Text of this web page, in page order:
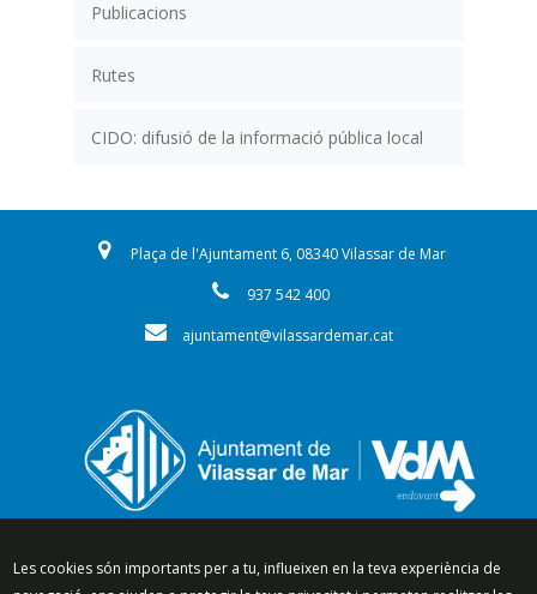
Publicacions
Rutes
CIDO: difusió de la informació pública local
Plaça de l'Ajuntament 6, 08340 Vilassar de Mar
937 542 400
ajuntament@vilassardemar.cat
Segueix-nos a:
Les cookies són importants per a tu, influeixen en la teva experiència de